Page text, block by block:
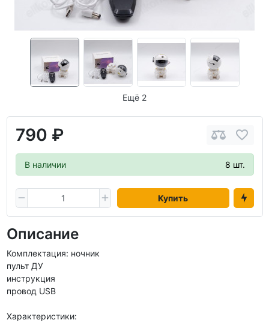
Ещё 2
790 ₽
В наличии 8 шт.
Купить
Описание
Комплектация: ночник
пульт ДУ
инструкция
провод USB
Характеристики: